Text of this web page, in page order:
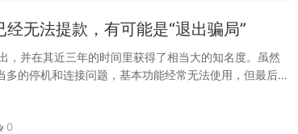
无法提款，有可能是“退出骗局”
并在其近三年的时间里获得了相当大的知名度。虽然
的停机和连接问题，基本功能经常无法使用，但最后总
0